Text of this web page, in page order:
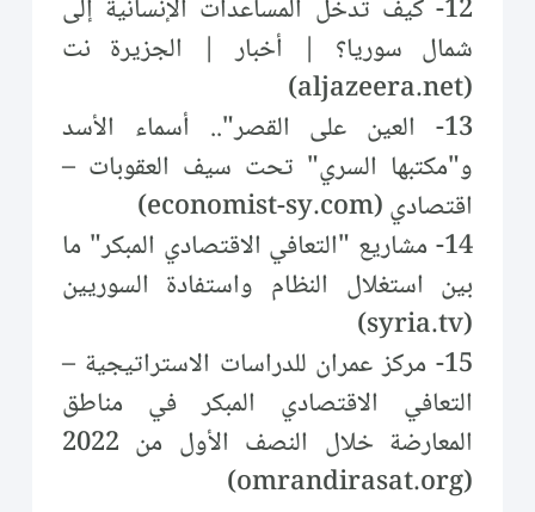
12- كيف تدخل المساعدات الإنسانية إلى
شمال سوريا؟ | أخبار | الجزيرة نت
(aljazeera.net)
13- العين على القصر".. أسماء الأسد
و"مكتبها السري" تحت سيف العقوبات –
اقتصادي (economist-sy.com)
14- مشاريع "التعافي الاقتصادي المبكر" ما
بين استغلال النظام واستفادة السوريين
(syria.tv)
15- مركز عمران للدراسات الاستراتيجية –
التعافي الاقتصادي المبكر في مناطق
المعارضة خلال النصف الأول من 2022
(omrandirasat.org)